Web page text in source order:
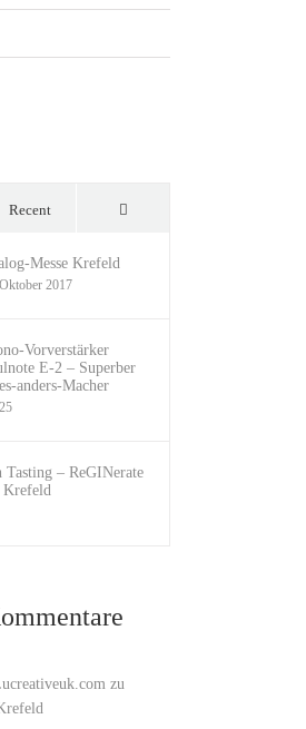
Recent Comments
Messe Krefeld
2017
Vorverstärker
E-2 – Superber
anders-Macher
Tasting – ReGINerate
Krefeld
zu